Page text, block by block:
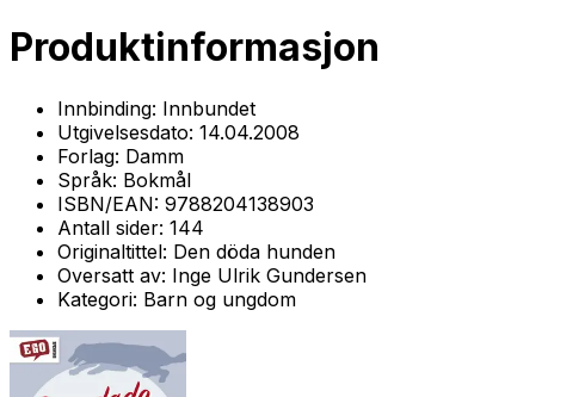
Produktinformasjon
Innbinding: Innbundet
Utgivelsesdato: 14.04.2008
Forlag: Damm
Språk: Bokmål
ISBN/EAN: 9788204138903
Antall sider: 144
Originaltittel: Den döda hunden
Oversatt av: Inge Ulrik Gundersen
Kategori: Barn og ungdom